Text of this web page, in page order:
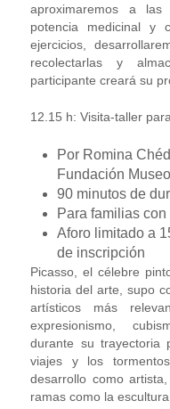
aproximaremos a las
potencia medicinal y
ejercicios,
recolectarlas y
participante creará su
12.15 h: Visita-taller
Por Romina
Fundación
90 minutos de
Para familias
Aforo limitado a
de inscripción
Picasso, el célebre
historia del arte, supo
artísticos más
expresionismo,
durante su trayectoria
viajes y los
desarrollo como
ramas como la